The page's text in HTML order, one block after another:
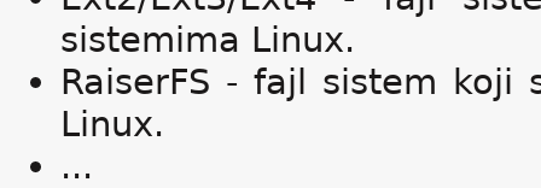
sistemima Linux.
RaiserFS - fajl sistem
Linux.
...